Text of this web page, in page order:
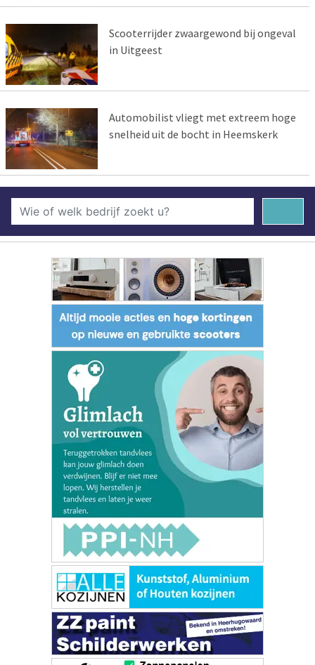
Scooterrijder zwaargewond bij ongeval
in Uitgeest
Automobilist vliegt met extreem hoge
snelheid uit de bocht in Heemskerk